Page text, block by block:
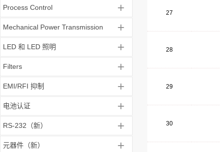
Process Control +
Mechanical Power Transmission +
LED 和 LED 照明 +
Filters +
EMI/RFI 抑制 +
电池认证 +
RS-232（新） +
元器件（新） +
27
28
29
30